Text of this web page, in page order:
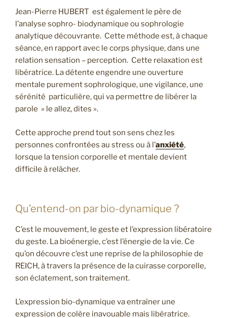
Jean-Pierre HUBERT est également le père de
l’analyse sophro- biodynamique ou sophrologie
analytique découvrante. Cette méthode est, à chaque
séance, en rapport avec le corps physique, dans une
relation sensation – perception. Cette relaxation est
libératrice. La détente engendre une ouverture
mentale purement sophrologique, une vigilance, une
sérénité particulière, qui va permettre de libérer la
parole » le allez, dites ».
Cette approche prend tout son sens chez les
personnes confrontées au stress ou à l’anxiété,
lorsque la tension corporelle et mentale devient
difficile à relâcher.
Qu’entend-on par bio-dynamique ?
C’est le mouvement, le geste et l’expression libératoire
du geste. La bioénergie, c’est l’énergie de la vie. Ce
qu’on découvre c’est une reprise de la philosophie de
REICH, à travers la présence de la cuirasse corporelle,
son éclatement, son traitement.
L’expression bio-dynamique va entraîner une
expression de colère inavouable mais libératrice.